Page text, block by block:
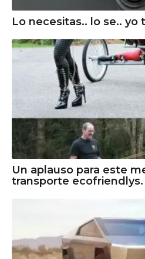
Lo necesitas.. lo se.. yo
Un aplauso para este
transporte ecofriendlys.